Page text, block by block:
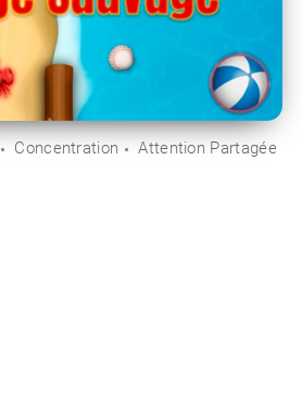
Concentration Attention Partagée